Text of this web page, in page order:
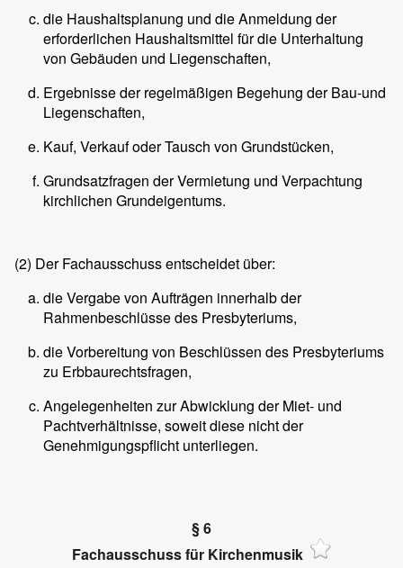
die Haushaltsplanung und die Anmeldung der
erforderlichen Haushaltsmittel für die Unterhaltung
von Gebäuden und Liegenschaften,
Ergebnisse der regelmäßigen Begehung der Bau-und
Liegenschaften,
Kauf, Verkauf oder Tausch von Grundstücken,
Grundsatzfragen der Vermietung und Verpachtung
kirchlichen Grundeigentums.
(2) Der Fachausschuss entscheidet über:
die Vergabe von Aufträgen innerhalb der
Rahmenbeschlüsse des Presbyteriums,
die Vorbereitung von Beschlüssen des Presbyteriums
zu Erbbaurechtsfragen,
Angelegenheiten zur Abwicklung der Miet- und
Pachtverhältnisse, soweit diese nicht der
Genehmigungspflicht unterliegen.
§ 6
Fachausschuss für Kirchenmusik